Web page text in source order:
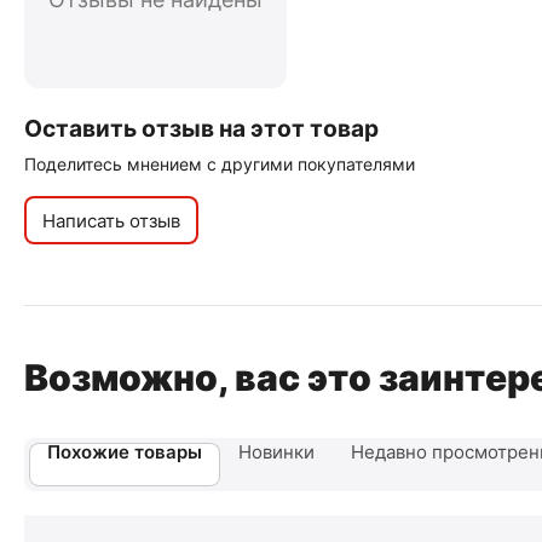
Оставить отзыв на этот товар
Поделитесь мнением с другими покупателями
Написать отзыв
Возможно, вас это
Похожие товары Новинки Недавно